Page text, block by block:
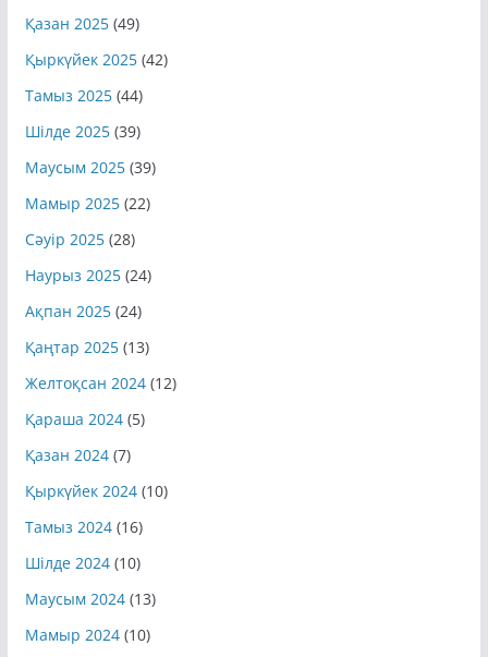
Қазан 2025(49)
Қыркүйек 2025(42)
Тамыз 2025(44)
Шілде 2025(39)
Маусым 2025(39)
Мамыр 2025(22)
Сәуір 2025(28)
Наурыз 2025(24)
Ақпан 2025(24)
Қаңтар 2025(13)
Желтоқсан 2024(12)
Қараша 2024(5)
Қазан 2024(7)
Қыркүйек 2024(10)
Тамыз 2024(16)
Шілде 2024(10)
Маусым 2024(13)
Мамыр 2024(10)